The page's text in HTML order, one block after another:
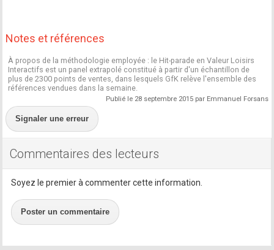
Notes et références
À propos de la méthodologie employée : le Hit-parade en Valeur Loisirs
Interactifs est un panel extrapolé constitué à partir d'un échantillon de
plus de 2300 points de ventes, dans lesquels GfK relève l'ensemble des
références vendues dans la semaine.
Publié le 28 septembre 2015 par Emmanuel Forsans
Signaler une erreur
Commentaires des lecteurs
Soyez le premier à commenter cette information.
Poster un commentaire